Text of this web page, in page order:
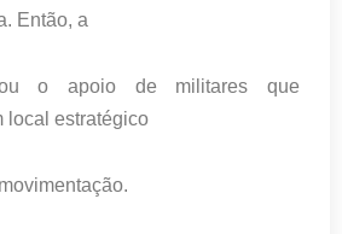
Então, a
o apoio de militares que
local estratégico